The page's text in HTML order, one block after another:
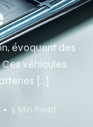
évoquent des
véhicules
[…]
5 Min Read